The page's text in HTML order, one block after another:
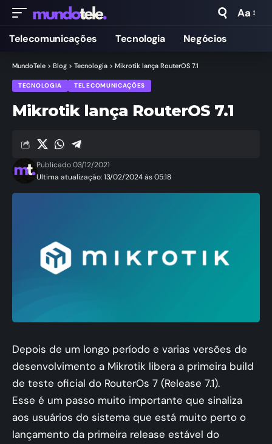
Aa
Telecomunicações Tecnologia Negócios
MundoTele > Blog > Tecnologia > Mikrotik lança RouterOS 7.1
TECNOLOGIA TELECOMUNICAÇÕES
Mikrotik lança RouterOS 7.1
Ultima atualização: 13/02/2024 às 05:18
Publicado 03/12/2021
Depois de um longo período e varias versões de
desenvolvimento a Mikrotik libera a primeira build
de teste oficial do RouterOs 7 (Release 7.1).
Esse é um passo muito importante que sinaliza
aos usuários do sistema que está muito perto o
lançamento da primeira release estável do